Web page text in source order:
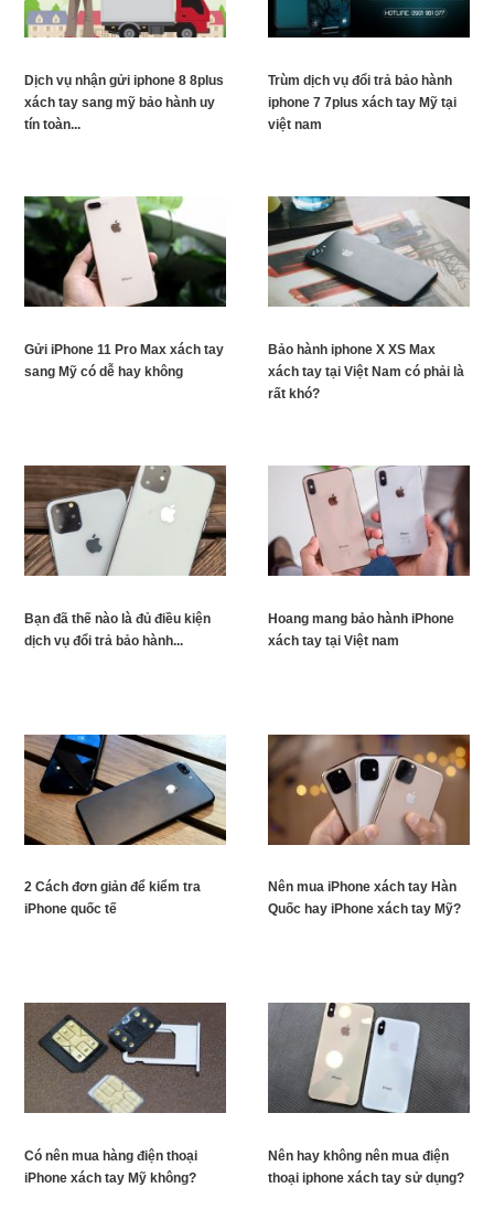
Dịch vụ nhận gửi iphone 8 8plus
xách tay sang mỹ bảo hành uy
tín toàn...
Trùm dịch vụ đổi trả bảo hành
iphone 7 7plus xách tay Mỹ tại
việt nam
Gửi iPhone 11 Pro Max xách tay
sang Mỹ có dễ hay không
Bảo hành iphone X XS Max
xách tay tại Việt Nam có phải là
rất khó?
Bạn đã thế nào là đủ điều kiện
dịch vụ đổi trả bảo hành...
Hoang mang bảo hành iPhone
xách tay tại Việt nam
2 Cách đơn giản để kiểm tra
iPhone quốc tế
Nên mua iPhone xách tay Hàn
Quốc hay iPhone xách tay Mỹ?
Có nên mua hàng điện thoại
iPhone xách tay Mỹ không?
Nên hay không nên mua điện
thoại iphone xách tay sử dụng?